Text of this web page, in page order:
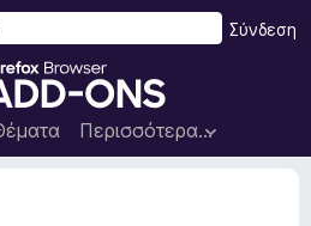
Π
ρ
ό
σ
Περισσότερα…
Σύνδεση